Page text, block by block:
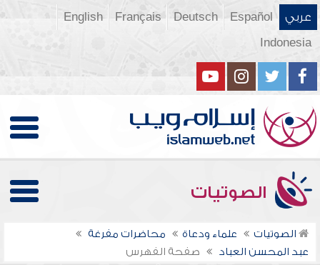
عربي Español
Deutsch
Français
English
Indonesia
الصوتيات
الصوتيات علماء ودعاة
محاضرات مفرغة
عبد المحسن العباد
صفحة الفهرس